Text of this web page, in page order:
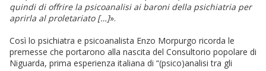
quindi di offrire la psicoanalisi ai baroni della psichiatria per
aprirla al proletariato […]».
Così lo psichiatra e psicoanalista Enzo Morpurgo ricorda le
premesse che portarono alla nascita del Consultorio popolare di
Niguarda, prima esperienza italiana di “(psico)analisi tra gli